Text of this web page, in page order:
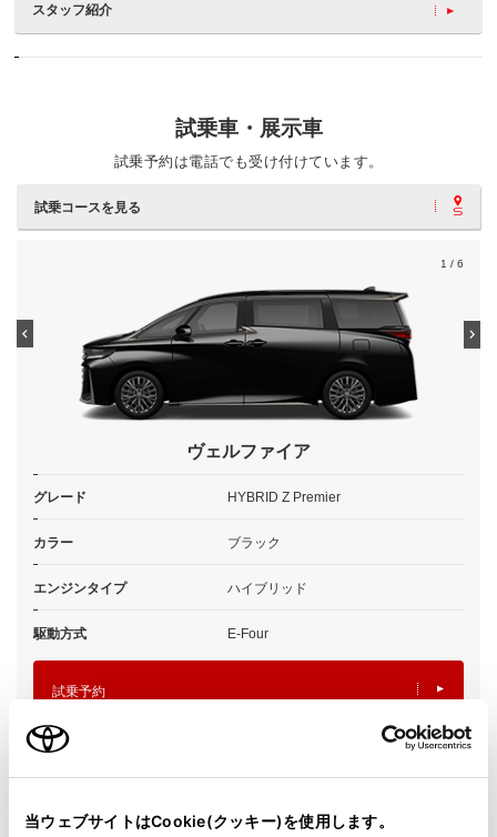
当ウェブサイトはCookie(クッキー)を使用します。
スタッフ紹介
試乗車・展示車
試乗予約は電話でも受け付けています。
試乗コースを見る
1 / 6
ヴェルファイア
グレード HYBRID Z Premier
カラー ブラック
エンジンタイプ ハイブリッド
駆動方式 E-Four
試乗予約